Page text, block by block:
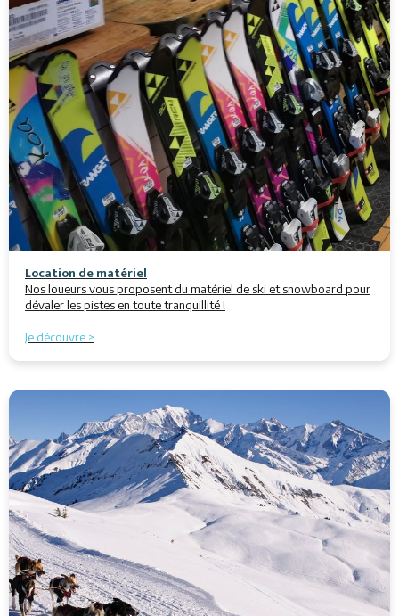
Location de matériel
Nos loueurs vous proposent du matériel de ski et snowboard pour
dévaler les pistes en toute tranquillité !
Je découvre >